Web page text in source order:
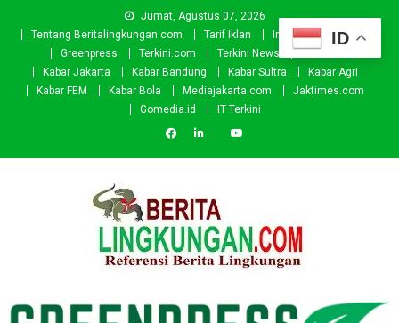
Jumat, Agustus 07, 2026
Tentang Beritalingkungan.com
Tarif Iklan Investor
Donasi
Greenpress
Terkini.com Terkini News
Kabar.id
Kabar Jakarta
Kabar Bandung Kabar Sultra
Kabar Agri
Kabar FEM
Kabar Bola Mediajakarta.com
Jaktimes.com
Gomedia.id
IT Terkini
ID